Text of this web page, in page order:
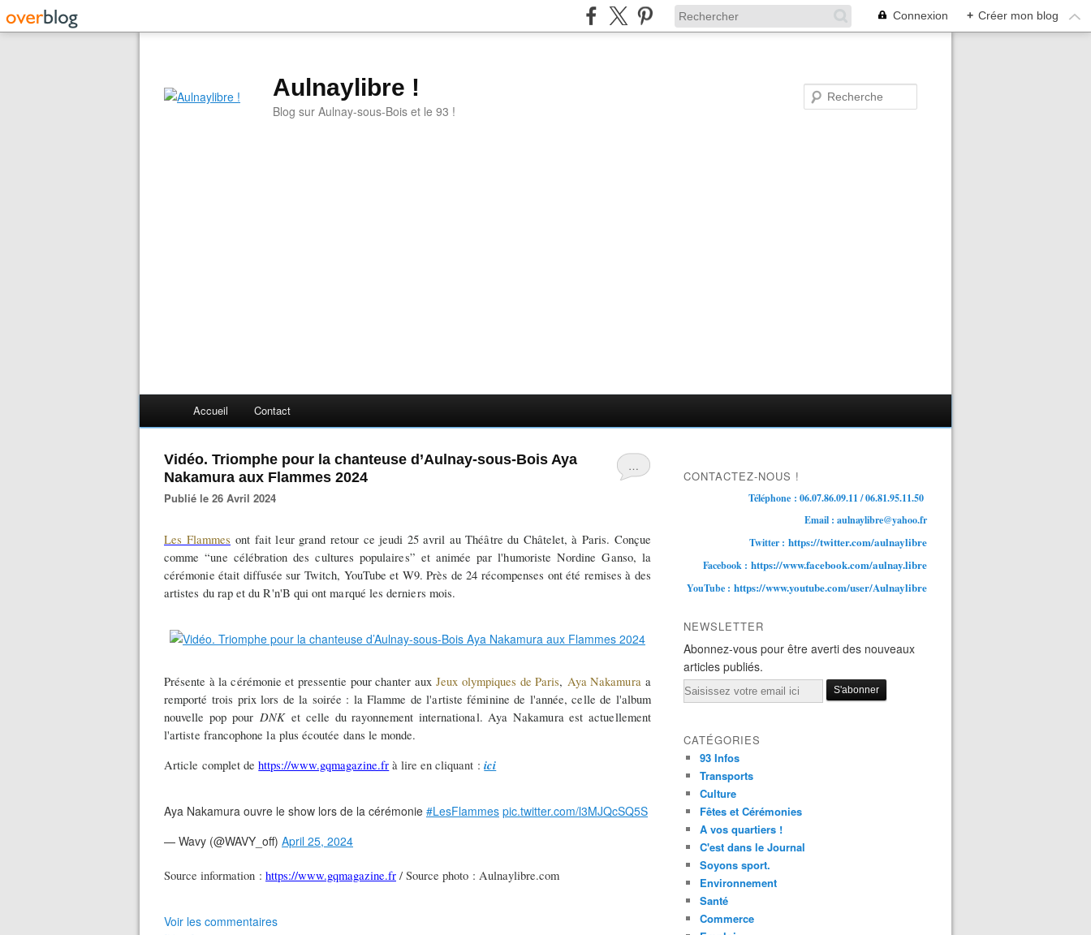
Connexion + Créer mon blog
Aulnaylibre !
Blog sur Aulnay-sous-Bois et le 93 !
Accueil Contact
…
Vidéo. Triomphe pour la chanteuse d’Aulnay-sous-Bois Aya
Nakamura aux Flammes 2024
Publié le 26 Avril 2024
Les Flammes ont fait leur grand retour ce jeudi 25 avril au Théâtre du Châtelet, à Paris. Conçue
comme “une célébration des cultures populaires” et animée par l'humoriste Nordine Ganso, la
cérémonie était diffusée sur Twitch, YouTube et W9. Près de 24 récompenses ont été remises à des
artistes du rap et du R'n'B qui ont marqué les derniers mois.
Présente à la cérémonie et pressentie pour chanter auxJeux olympiques de Paris, Aya Nakamuraa
remporté trois prix lors de la soirée : la Flamme de l'artiste féminine de l'année, celle de l'album
nouvelle pop pour DNKet celle du rayonnement international. Aya Nakamura est actuellement
l'artiste francophone la plus écoutée dans le monde.
Article complet dehttps://www.gqmagazine.fr à lire en cliquant :ici
Aya Nakamura ouvre le show lors de la cérémonie #LesFlammes pic.twitter.com/l3MJQcSQ5S
— Wavy (@WAVY_off) April 25, 2024
Source information : https://www.gqmagazine.fr / Source photo : Aulnaylibre.com
Voir les commentaires
CONTACTEZ-NOUS !
Téléphone : 06.07.86.09.11 / 06.81.95.11.50
Email : aulnaylibre@yahoo.fr
Twitter : https://twitter.com/aulnaylibre
Facebook : https://www.facebook.com/aulnay.libre
YouTube : https://www.youtube.com/user/Aulnaylibre
NEWSLETTER
Abonnez-vous pour être averti des nouveaux
articles publiés.
Email
CATÉGORIES
93 Infos
Transports
Culture
Fêtes et Cérémonies
A vos quartiers !
C'est dans le Journal
Soyons sport.
Environnement
Santé
Commerce